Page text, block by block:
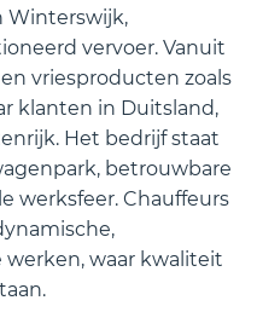
Winterswijk,
vervoer. Vanuit
vriesproducten zoals
klanten in Duitsland,
Het bedrijf staat
betrouwbare
werksfeer. Chauffeurs
waar kwaliteit